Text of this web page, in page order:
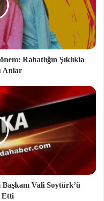
Rahatlığın Şıklıkla
Anlar
Vali Soytürk’ü
Etti